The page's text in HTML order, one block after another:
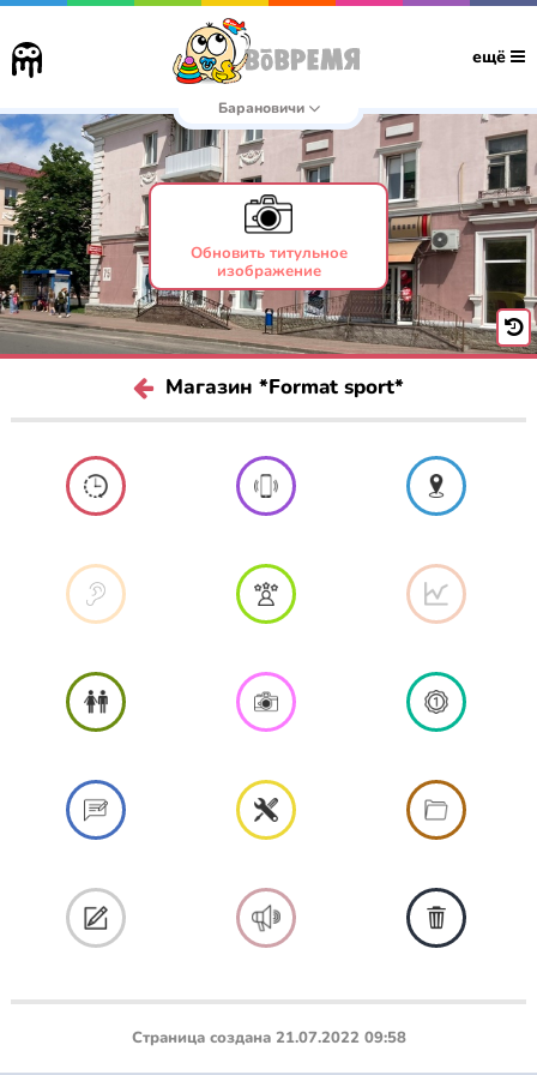
ещё
Барановичи
Обновить титульное
изображение
Магазин *Format sport*
Страница создана 21.07.2022 09:58